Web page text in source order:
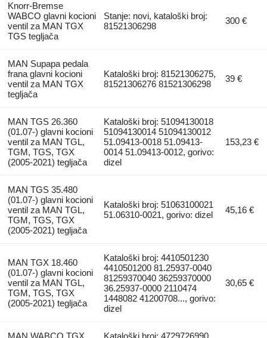
Knorr-Bremse
WABCO glavni kocioni
ventil za MAN TGX
TGS tegljača
Stanje: novi, kataloški broj:
81521306298
300 €
MAN Supapa pedala
frana glavni kocioni
ventil za MAN TGX
tegljača
Kataloški broj: 81521306275,
81521306276 81521306298
39 €
MAN TGS 26.360
(01.07-) glavni kocioni
ventil za MAN TGL,
TGM, TGS, TGX
(2005-2021) tegljača
Kataloški broj: 51094130018
51094130014 51094130012
51.09413-0018 51.09413-
0014 51.09413-0012, gorivo:
dizel
153,23 €
MAN TGS 35.480
(01.07-) glavni kocioni
ventil za MAN TGL,
TGM, TGS, TGX
(2005-2021) tegljača
Kataloški broj: 51063100021
51.06310-0021, gorivo: dizel
45,16 €
MAN TGX 18.460
(01.07-) glavni kocioni
ventil za MAN TGL,
TGM, TGS, TGX
(2005-2021) tegljača
Kataloški broj: 4410501230
4410501200 81.25937-0040
81259370040 36259370000
36.25937-0000 2110474
1448082 41200708..., gorivo:
dizel
30,65 €